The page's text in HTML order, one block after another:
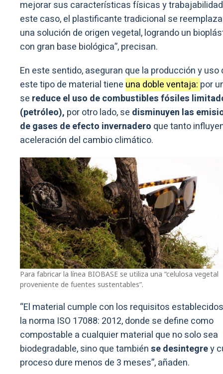
mejorar sus características físicas y
este caso, el plastificante tradicional se
una solución de origen vegetal, logrando un
con gran base biológica”, precisan.
En este sentido, aseguran que la producción y uso
este tipo de material tiene una doble ventaja: por
se reduce el uso de combustibles fósiles
(petróleo), por otro lado, se disminuyen las
de gases de efecto invernadero que tanto
aceleración del cambio climático.
Para fabricar la línea BIOBASE se utiliza una “celulosa vegetal
proveniente de fuentes sustentables”.
“El material cumple con los requisitos
la norma ISO 17088: 2012, donde se define como
compostable a cualquier material que no solo sea
biodegradable, sino que tambiénse desintegrey
proceso dure menos de 3 meses”, añaden.